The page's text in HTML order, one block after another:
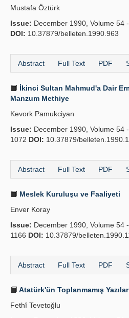
Mustafa Öztürk
Issue: December 1990, Volume 54
DOI: 10.37879/belleten.1990.963
Abstract Full Text PDF
İkinci Sultan Mahmud'a Dair
Manzum Methiye
Kevork Pamukciyan
Issue: December 1990, Volume 54
1072 DOI: 10.37879/
Abstract Full Text PDF
Meslek Kuruluşu ve Faaliyeti
Enver Koray
Issue: December 1990, Volume 54
1166 DOI: 10.37879/
Abstract Full Text PDF
Atatürk'ün Toplanmamış
Fethî Tevetoğlu